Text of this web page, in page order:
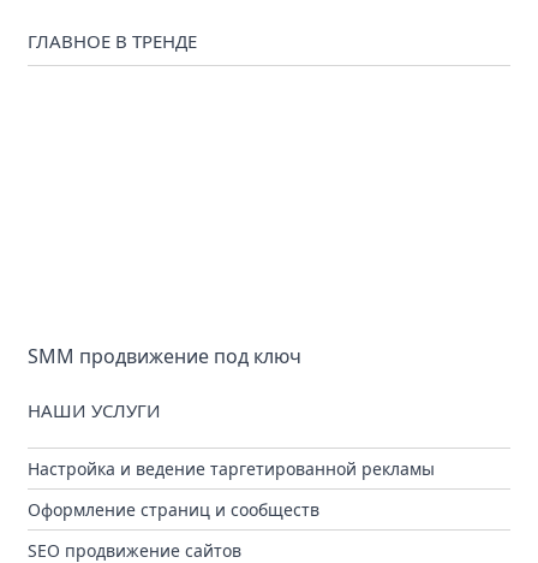
ГЛАВНОЕ В ТРЕНДЕ
SMM продвижение под ключ
НАШИ УСЛУГИ
Настройка и ведение таргетированной рекламы
Оформление страниц и сообществ
SEO продвижение сайтов